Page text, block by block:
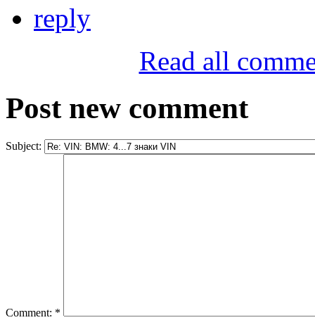
reply
Read all
Post new comment
Subject:
Comment: *